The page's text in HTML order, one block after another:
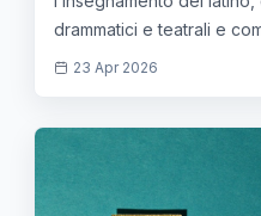
drammatici e teatrali e
linguistiche
23 Apr 2026